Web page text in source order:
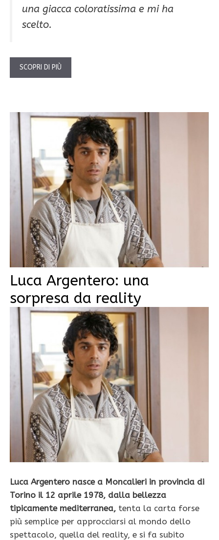
una giacca coloratissima e mi ha
scelto.
SCOPRI DI PIÙ
Luca Argentero: una
sorpresa da reality
Luca Argentero nasce a Moncalieri in provincia di
Torino il 12 aprile 1978, dalla bellezza
tipicamente mediterranea, tenta la carta forse
più semplice per approcciarsi al mondo dello
spettacolo, quella del reality, e si fa subito